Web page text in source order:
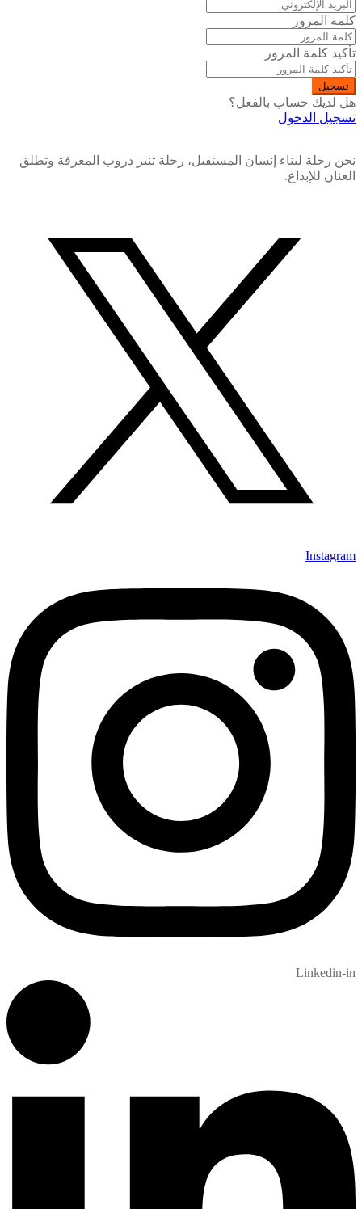
كلمة المرور
تأكيد كلمة المرور
تسجيل
هل لديك حساب بالفعل؟
تسجيل الدخول
نحن رحلة لبناء إنسان المستقبل، رحلة تنير دروب المعرفة وتطلق
العنان للإبداع.
Instagram
Linkedin-in